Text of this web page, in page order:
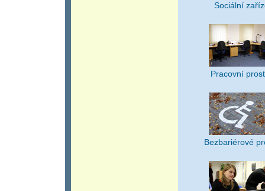
Sociální
Pracovní
Bezbariérové